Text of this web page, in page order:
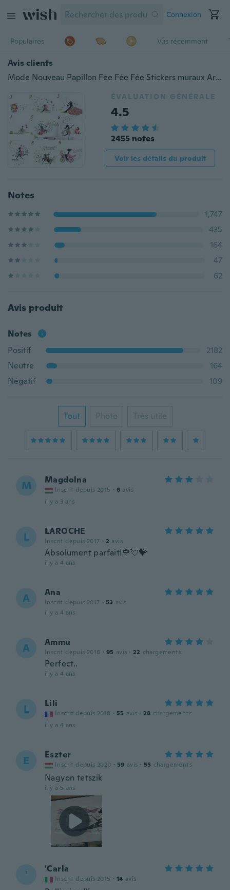
Connexion
Populaires Vus récemment
Avis clients
Mode Nouveau Papillon Fée Fée Fée Stickers muraux Art Stickers Chambre Chambre Salon Murs Décorations
ÉVALUATION GÉNÉRALE
4.5
2455 notes
Voir les détails du produit
Notes
1,747
435
164
47
62
Avis produit
Notes
Positif
2182
Neutre
164
Négatif
109
Tout Photo Très utile
M Magdolna
Inscrit depuis 2015 · 6 avis
il y a 3 ans
L LAROCHE
Inscrit depuis 2017 · 2 avis
Absolument parfait!🌹💘💝
il y a 4 ans
A Ana
Inscrit depuis 2017 · 53 avis
il y a 4 ans
A Ammu
Inscrit depuis 2018 · 95 avis · 22 chargements
Perfect..
il y a 4 ans
L Lili
Inscrit depuis 2018 · 55 avis · 28 chargements
il y a 4 ans
E Eszter
Inscrit depuis 2020 · 59 avis · 55 chargements
Nagyon tetszik
il y a 5 ans
' 'Carla
Inscrit depuis 2015 · 14 avis